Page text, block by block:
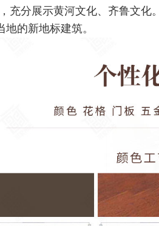
充分展示黄河文化、齐鲁文
的新地标建筑。